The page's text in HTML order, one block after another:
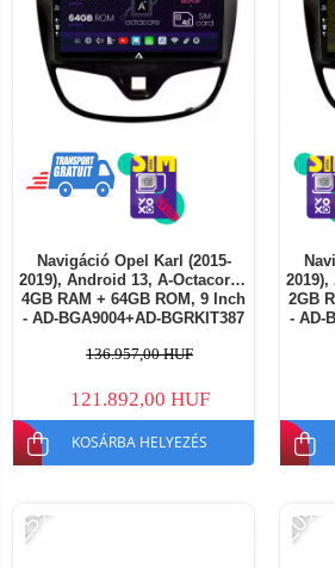
Navigáció Opel Karl (2015-
2019), Android 13, A-Octacore /
4GB RAM + 64GB ROM, 9 Inch
- AD-BGA9004+AD-BGRKIT387
136.957,00 HUF
121.892,00 HUF
KOSÁRBA HELYEZÉS
2019),
2GB
- AD-
-25% -20%